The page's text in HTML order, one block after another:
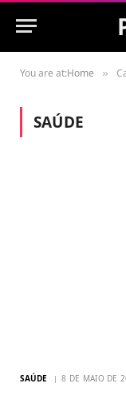
You are at:Home »
SAÚDE
SAÚDE 8 DE MAIO DE